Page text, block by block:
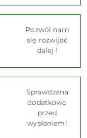
Pozwól nam
się rozwijać
dalej !
Sprawdzana
dodatkowo
przed
wysłaniem!